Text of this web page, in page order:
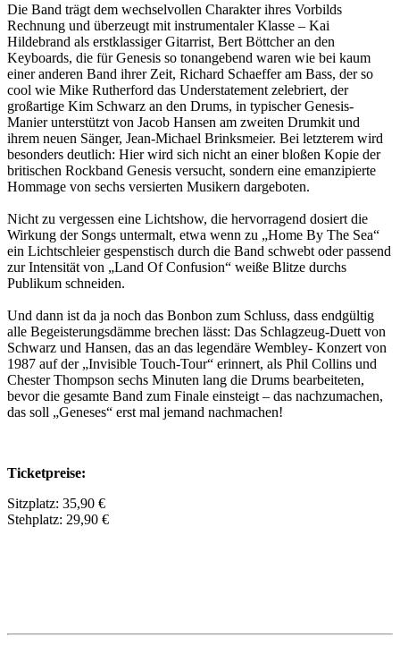
Die Band trägt dem wechselvollen Charakter ihres Vorbilds
Rechnung und überzeugt mit instrumentaler Klasse – Kai
Hildebrand als erstklassiger Gitarrist, Bert Böttcher an den
Keyboards, die für Genesis so tonangebend waren wie bei kaum
einer anderen Band ihrer Zeit, Richard Schaeffer am Bass, der so
cool wie Mike Rutherford das Understatement zelebriert, der
großartige Kim Schwarz an den Drums, in typischer Genesis-
Manier unterstützt von Jacob Hansen am zweiten Drumkit und
ihrem neuen Sänger, Jean-Michael Brinksmeier. Bei letzterem wird
besonders deutlich: Hier wird sich nicht an einer bloßen Kopie der
britischen Rockband Genesis versucht, sondern eine emanzipierte
Hommage von sechs versierten Musikern dargeboten.
Nicht zu vergessen eine Lichtshow, die hervorragend dosiert die
Wirkung der Songs untermalt, etwa wenn zu „Home By The Sea“
ein Lichtschleier gespenstisch durch die Band schwebt oder passend
zur Intensität von „Land Of Confusion“ weiße Blitze durchs
Publikum schneiden.
Und dann ist da ja noch das Bonbon zum Schluss, dass endgültig
alle Begeisterungsdämme brechen lässt: Das Schlagzeug-Duett von
Schwarz und Hansen, das an das legendäre Wembley- Konzert von
1987 auf der „Invisible Touch-Tour“ erinnert, als Phil Collins und
Chester Thompson sechs Minuten lang die Drums bearbeiteten,
bevor die gesamte Band zum Finale einsteigt – das nachzumachen,
das soll „Geneses“ erst mal jemand nachmachen!
Ticketpreise:
Sitzplatz: 35,90 €
Stehplatz: 29,90 €